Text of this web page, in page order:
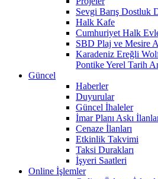
Sevgi Barış Dostluk
Halk Kafe
Cumhuriyet Halk
SBD Plaj ve Mesire
Karadeniz Ereğli
Pontike Yerel Tarih
Güncel
Haberler
Duyurular
Güncel İhaleler
İmar Planı Askı
Cenaze İlanları
Etkinlik Takvimi
Taksi Durakları
İşyeri Saatleri
Online İşlemler